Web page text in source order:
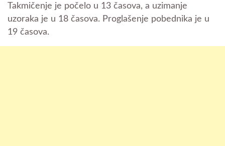
Takmičenje je počelo u 13 časova, a uzimanje
uzoraka je u 18 časova. Proglašenje pobednika je u
19 časova.